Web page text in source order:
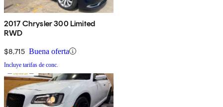
2017 Chrysler 300 Limited
RWD
$8,715 Buena oferta
Incluye tarifas de conc.